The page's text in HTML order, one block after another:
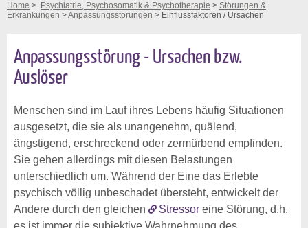
Home > Psychiatrie, Psychosomatik & Psychotherapie > Störungen &
Erkrankungen >Anpassungsstörungen > Einflussfaktoren / Ursachen
Anpassungsstörung - Ursachen bzw.
Auslöser
Menschen sind im Lauf ihres Lebens häufig Situationen
ausgesetzt, die sie als unangenehm, quälend,
ängstigend, erschreckend oder zermürbend empfinden.
Sie gehen allerdings mit diesen Belastungen
unterschiedlich um. Während der Eine das Erlebte
psychisch völlig unbeschadet übersteht, entwickelt der
Andere durch den gleichen
Stressor eine Störung, d.h.
es ist immer die subjektive Wahrnehmung des